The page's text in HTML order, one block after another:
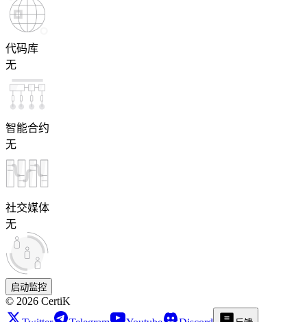
代码库
无
智能合约
无
社交媒体
无
启动监控
© 2026 CertiK